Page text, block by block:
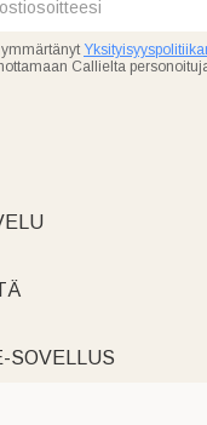
Callielta
SOVELLUS